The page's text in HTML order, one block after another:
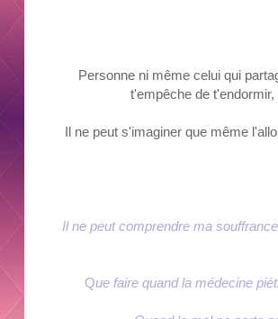
Personne ni même celui qui
t'empêche de
Il ne peut s'imaginer que même
Il ne peut comprendre ma
Que faire quand la médecine